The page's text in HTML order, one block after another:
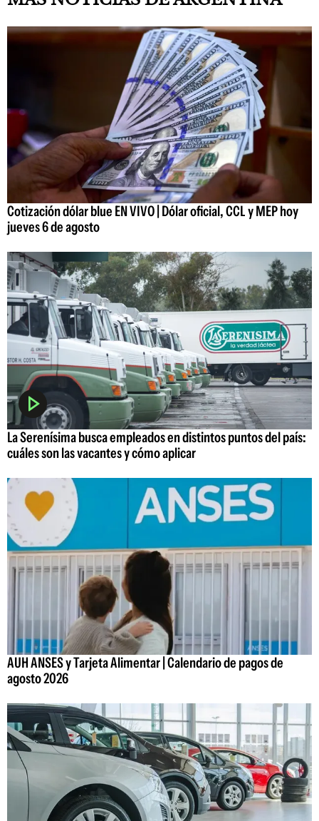
Cotización dólar blue EN VIVO | Dólar oficial, CCL y MEP hoy
jueves 6 de agosto
La Serenísima busca empleados en distintos puntos del país:
cuáles son las vacantes y cómo aplicar
AUH ANSES y Tarjeta Alimentar | Calendario de pagos de
agosto 2026